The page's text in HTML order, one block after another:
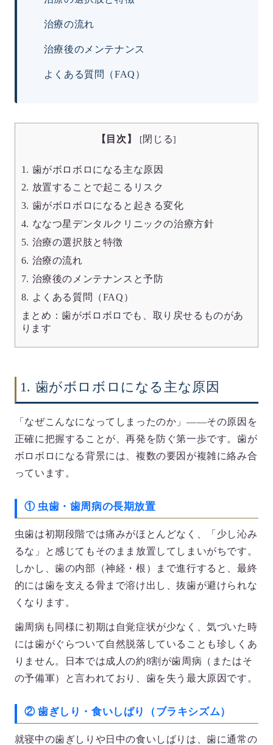
治療の流れ
治療後のメンテナンス
よくある質問（FAQ）
【目次】 [閉じる]
1. 歯がボロボロになる主な原因
2. 放置することで起こるリスク
3. 歯がボロボロになると起きる変化
4. ななつ星デンタルクリニックの治療方針
5. 治療の選択肢と特徴
6. 治療の流れ
7. 治療後のメンテナンスと予防
8. よくある質問（FAQ）
まとめ：歯がボロボロでも、取り戻せるものがあ
ります
1. 歯がボロボロになる主な原因
「なぜこんなになってしまったのか」——その原因を
正確に把握することが、再発を防ぐ第一歩です。歯が
ボロボロになる背景には、複数の要因が複雑に絡み合
っています。
① 虫歯・歯周病の長期放置
虫歯は初期段階では痛みがほとんどなく、「少し沁み
るな」と感じてもそのまま放置してしまいがちです。
しかし、歯の内部（神経・根）まで進行すると、最終
的には歯を支える骨まで溶け出し、抜歯が避けられな
くなります。
歯周病も同様に初期は自覚症状が少なく、気づいた時
には歯がぐらついて自然脱落していることも珍しくあ
りません。日本では成人の約8割が歯周病（またはそ
の予備軍）と言われており、歯を失う最大原因です。
② 歯ぎしり・食いしばり（ブラキシズム）
就寝中の歯ぎしりや日中の食いしばりは、歯に通常の